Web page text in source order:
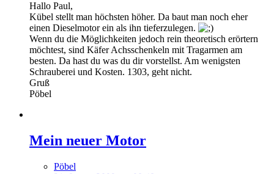
Hallo Paul,
Kübel stellt man höchsten höher. Da baut man noch eher
einen Dieselmotor ein als ihn tieferzulegen.
Wenn du die Möglichkeiten jedoch rein theoretisch erörtern
möchtest, sind Käfer Achsschenkeln mit Tragarmen am
besten. Da hast du was du dir vorstellst. Am wenigsten
Schrauberei und Kosten. 1303, geht nicht.
Gruß
Pöbel
Mein neuer Motor
Pöbel